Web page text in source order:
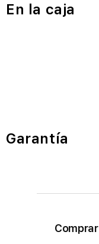
En la caja
Garantía
Comprar